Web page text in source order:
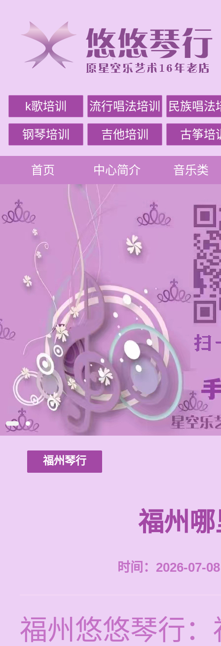
k歌培训 流行唱法培训 民族唱法
钢琴培训 吉他培训 古筝培
首页 中心简介 音乐类
福州琴行
福州
时间：2026-07-
福州悠悠琴行